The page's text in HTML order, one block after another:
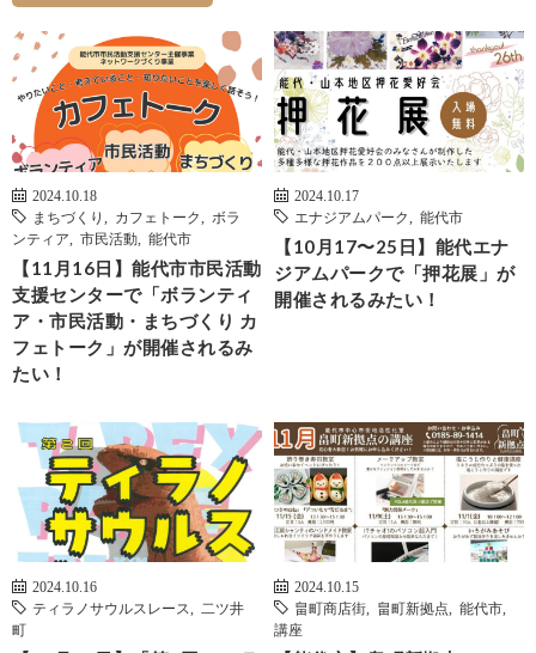
2024.10.18
まちづくり
カフェトーク
ボラ
ンティア
市民活動 能代市
【11月16日】能代市市民活動
支援センターで「ボランティ
ア・市民活動・まちづくり カ
フェトーク」が開催されるみ
たい！
2024.10.17
エナジアムパーク
能代市
【10月17〜25日】能代エナ
ジアムパークで「押花展」が
開催されるみたい！
2024.10.16
ティラノサウルスレース
二ツ井
町
2024.10.15
畠町商店街
畠町新拠点 能代市
講座